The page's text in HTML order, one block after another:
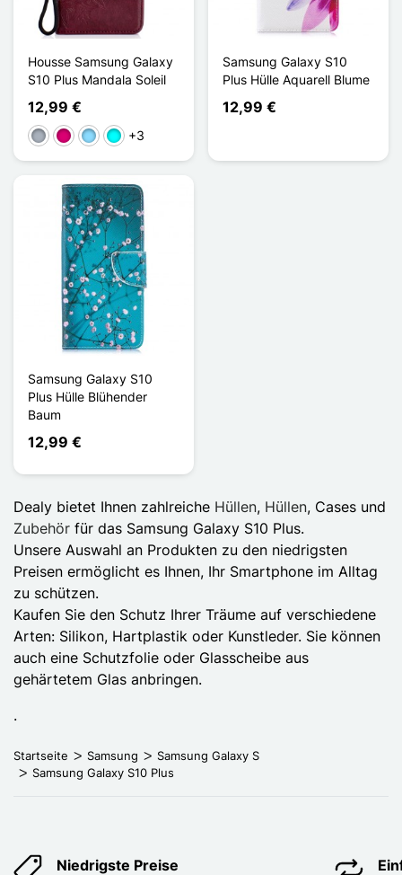
Housse Samsung Galaxy
S10 Plus Mandala Soleil
12,99 €
GrauMagenta
Hellblau
Cyan+3
Samsung Galaxy S10
Plus Hülle Aquarell Blume
12,99 €
Samsung Galaxy S10
Plus Hülle Blühender
Baum
12,99 €
Dealy bietet Ihnen zahlreiche Hüllen, Hüllen, Cases und
Zubehör für das Samsung Galaxy S10 Plus.
Unsere Auswahl an Produkten zu den niedrigsten
Preisen ermöglicht es Ihnen, Ihr Smartphone im Alltag
zu schützen.
Kaufen Sie den Schutz Ihrer Träume auf verschiedene
Arten: Silikon, Hartplastik oder Kunstleder. Sie können
auch eine Schutzfolie oder Glasscheibe aus
gehärtetem Glas anbringen.
.
Startseite Samsung
Samsung Galaxy S
Samsung Galaxy S10 Plus
Niedrigste Preise